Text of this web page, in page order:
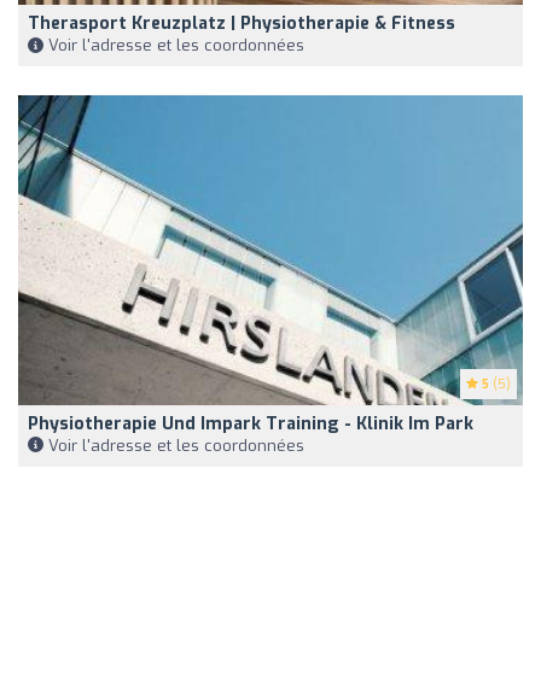
Therasport Kreuzplatz | Physiotherapie & Fitness
Voir l'adresse et les coordonnées
5 (5)
Physiotherapie Und Impark Training - Klinik Im Park
Voir l'adresse et les coordonnées